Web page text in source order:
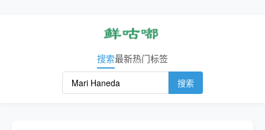
搜索最新热门标签
搜索